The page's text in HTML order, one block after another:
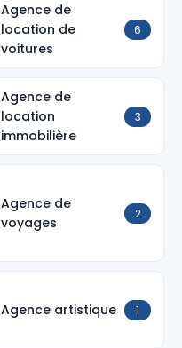
Agence de
location de
voitures
6
Agence de
location
immobilière
3
Agence de
voyages
2
Agence artistique 1